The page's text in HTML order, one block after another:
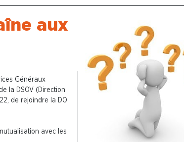
aux
Généraux
la DSOV (Direction
de rejoindre la DO
avec les